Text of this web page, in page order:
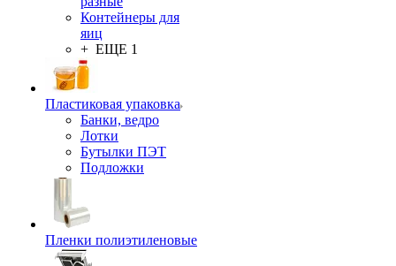
Контейнеры для
яиц
+ ЕЩЕ 1
Пластиковая упаковка
Банки, ведро
Лотки
Бутылки ПЭТ
Подложки
Пленки полиэтиленовые